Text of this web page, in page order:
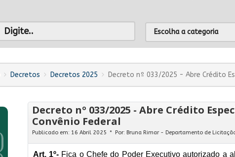
Decretos Decretos 2025 Decreto nº 033/2025 - Abre Crédito
Decreto nº 033/2025 - Abre Crédito
Convênio Federal
Publicado em: 16 Abril 2025 Por: Bruna Rimar - Departamento de
Art. 1º- Fica o Chefe do Poder Executivo autorizado a